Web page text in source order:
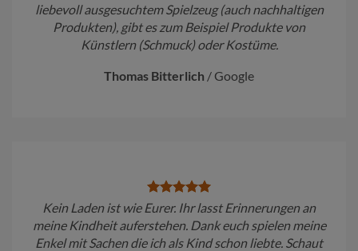
liebevoll ausgesuchtem Spielzeug (auch nachhaltigen
Produkten), gibt es zum Beispiel Produkte von
Künstlern (Schmuck) oder Kostüme.
Thomas Bitterlich / Google
Kein Laden ist wie Eurer. Ihr lasst Erinnerungen an
meine Kindheit auferstehen. Dank euch spielen meine
Enkel mit Sachen die ich als Kind schon liebte. Schaut